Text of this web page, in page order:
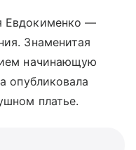
Евдокименко —
Знаменитая
начинающую
опубликовала
платье.